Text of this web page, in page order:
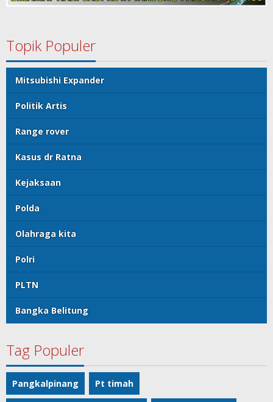
Topik Populer
Mitsubishi Expander
Politik Artis
Range rover
Kasus dr Ratna
Kejaksaan
Polda
Olahraga kita
Polri
PLTN
Bangka Belitung
Tag Populer
Pangkalpinang Pt timah